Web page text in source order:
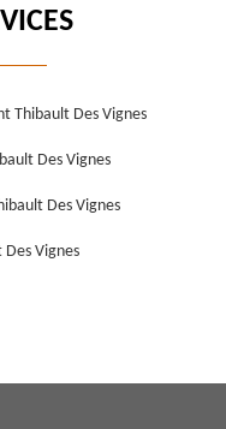
Thibault Des Vignes
Des Vignes
Des Vignes
Vignes